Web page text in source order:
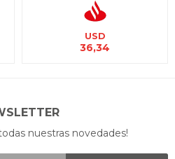
USD
36,34
nuestras novedades!